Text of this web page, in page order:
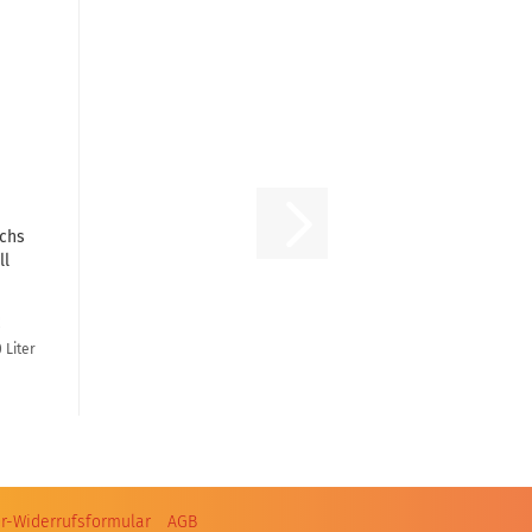
Liter
Widerrufsformular AGB